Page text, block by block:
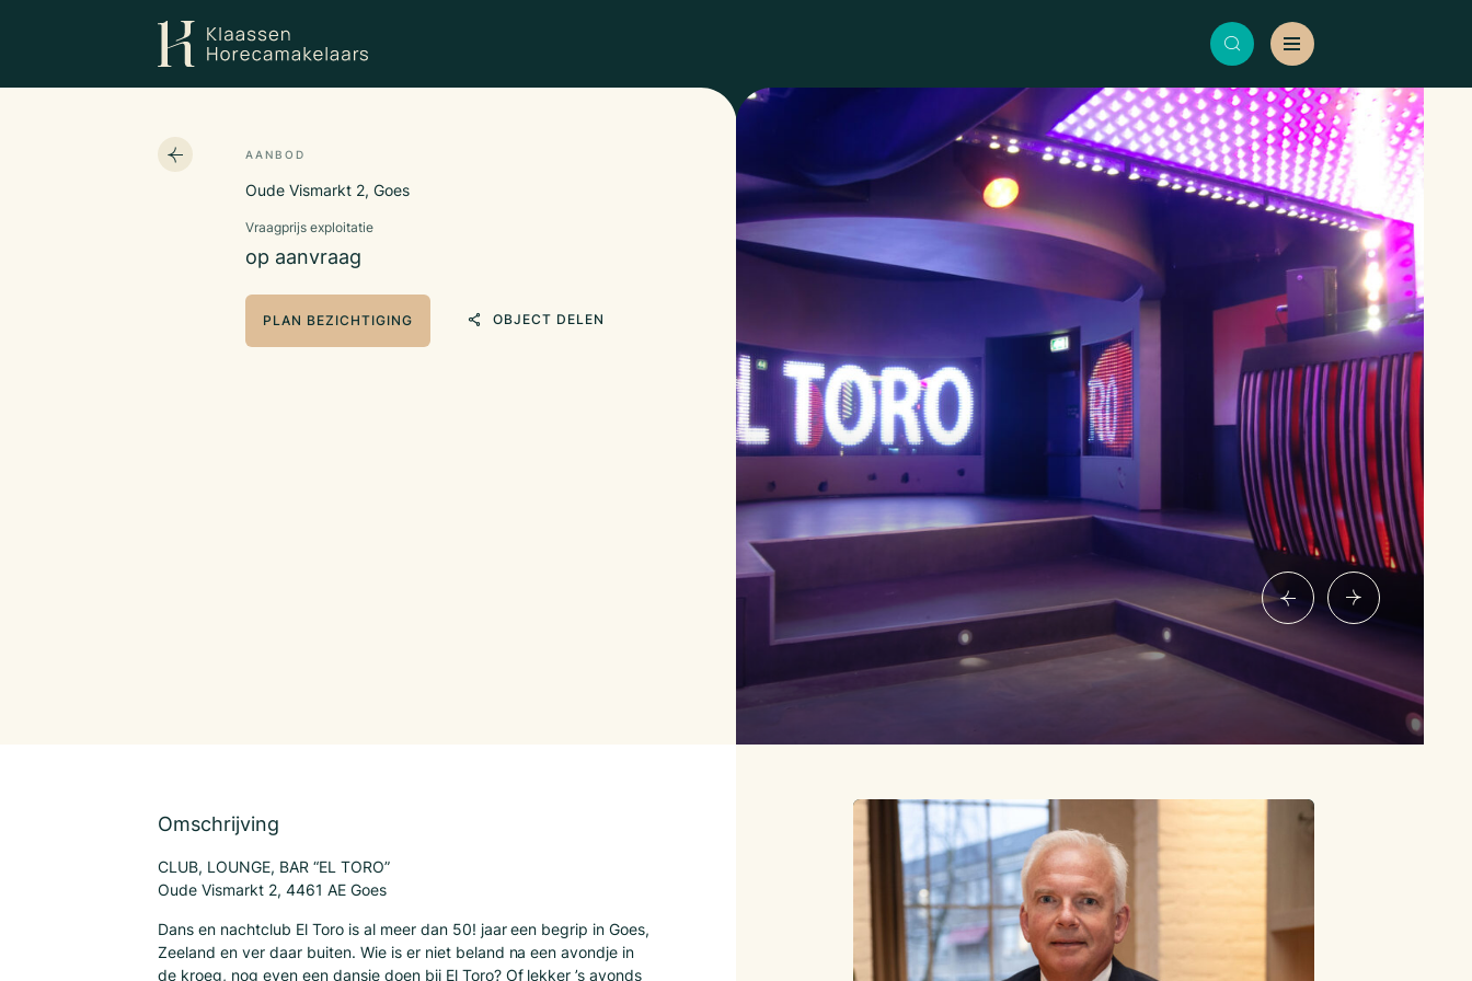
AANBOD
Oude Vismarkt 2, Goes
Vraagprijs exploitatie
op aanvraag
PLAN BEZICHTIGING OBJECT DELEN
Omschrijving
CLUB, LOUNGE, BAR “EL TORO”
Oude Vismarkt 2, 4461 AE Goes
Dans en nachtclub El Toro is al meer dan 50! jaar een begrip in Goes,
Zeeland en ver daar buiten. Wie is er niet beland na een avondje in
de kroeg, nog even een dansje doen bij El Toro? Of lekker ’s avonds